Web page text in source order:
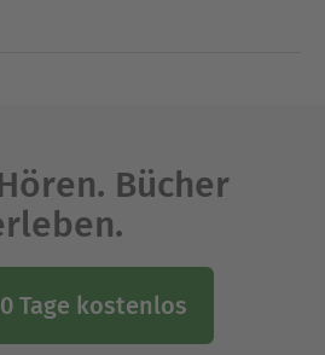
Bücher
Tage kostenlos